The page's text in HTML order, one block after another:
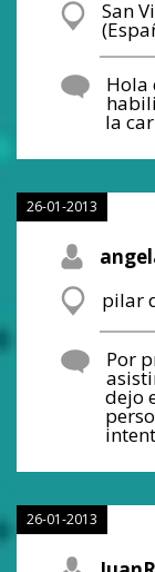
San
Hola
la
26-01-2013
pilar
Por
dejo
26-01-2013